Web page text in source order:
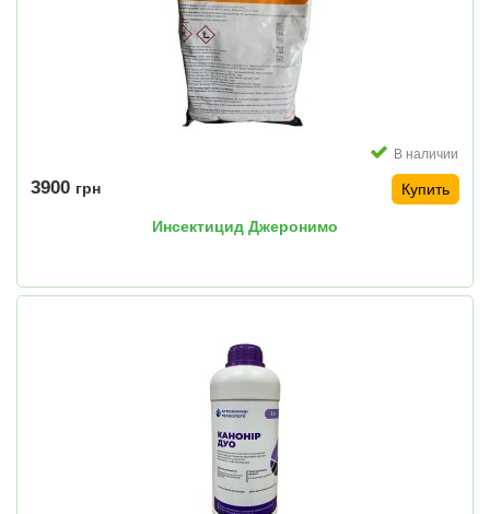
В наличии
3900 грн Купить
Инсектицид Джеронимо